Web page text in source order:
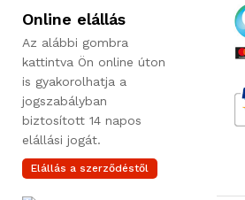
Online elállás
Az alábbi gombra
kattintva Ön online úton
is gyakorolhatja a
jogszabályban
biztosított 14 napos
elállási jogát.
Elállás a szerződéstől